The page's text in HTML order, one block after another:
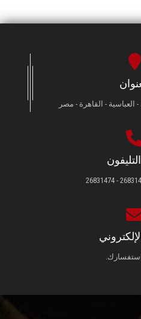
العباسية - القاهرة - مصر